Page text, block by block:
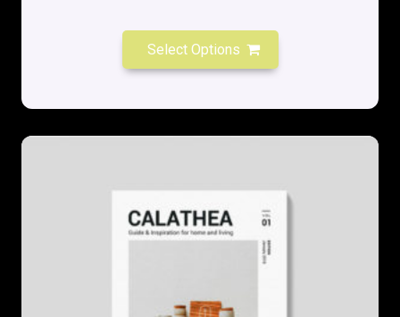
Select Options